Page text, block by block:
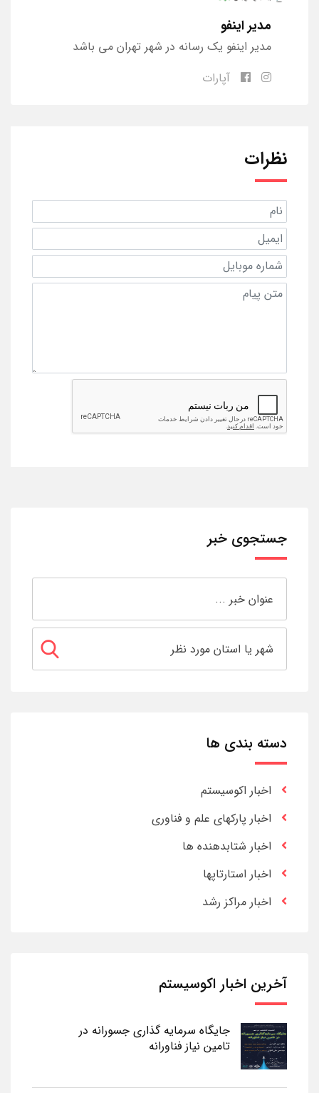
مدیر اینفو
مدیر اینفو یک رسانه در شهر تهران می باشد
آپارات
نظرات
جستجوی خبر
دسته بندی ها
اخبار اکوسیستم
اخبار پارکهای علم و فناوری
اخبار شتابدهنده ها
اخبار استارتاپها
اخبار مراکز رشد
آخرین اخبار اکوسیستم
جایگاه سرمایه گذاری جسورانه در
تامین نیاز فناورانه